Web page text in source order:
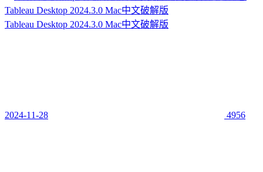
Tableau Desktop 2024.3.0 Mac中文破解版
Tableau Desktop 2024.3.0 Mac中文破解版
2024-11-28 4956